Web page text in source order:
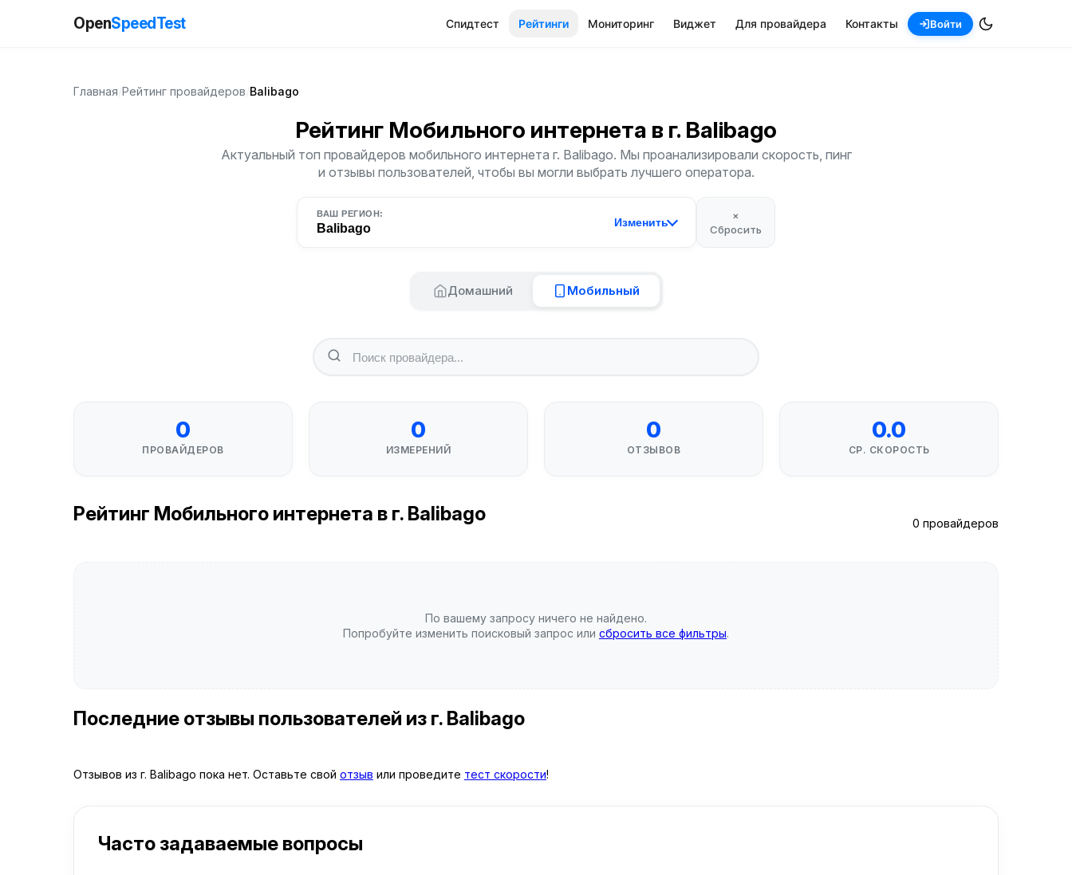
OpenSpeedTest Спидтест Рейтинги Мониторинг Виджет Для провайдера Контакты Войти
Главная Рейтинг провайдеров Balibago
Рейтинг Мобильного интернета в г. Balibago
Актуальный топ провайдеров мобильного интернета г. Balibago. Мы проанализировали скорость, пинг
и отзывы пользователей, чтобы вы могли выбрать лучшего оператора.
ВАШ РЕГИОН:
Balibago Изменить
×
Сбросить
Домашний Мобильный
0
ПРОВАЙДЕРОВ
0
ИЗМЕРЕНИЙ
0
ОТЗЫВОВ
0.0
СР. СКОРОСТЬ
Рейтинг Мобильного интернета в г. Balibago 0 провайдеров
По вашему запросу ничего не найдено.
Попробуйте изменить поисковый запрос или сбросить все фильтры.
Последние отзывы пользователей из г. Balibago
Отзывов из г. Balibago пока нет. Оставьте свой отзыв или проведите тест скорости!
Часто задаваемые вопросы